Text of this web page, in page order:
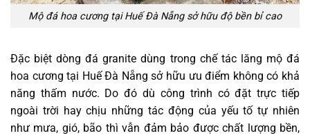
Mộ đá hoa cương tại Huế Đà Nẵng sở hữu độ bền bỉ cao
Đặc biệt dòng đá granite dùng trong chế tác lăng mộ đá
hoa cương tại Huế Đà Nẵng sở hữu ưu điểm không có khả
năng thấm nước. Do đó dù công trình có đặt trực tiếp
ngoài trời hay chịu những tác động của yếu tố tự nhiên
như mưa, gió, bão thì vẫn đảm bảo được chất lượng bền,